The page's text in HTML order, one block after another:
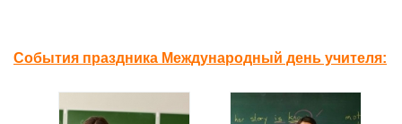
События праздника Международный день учителя: